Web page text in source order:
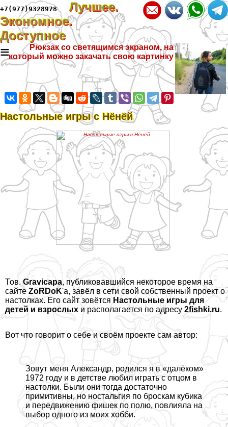
+7(977)9328978
Лучшее.
Экономное.
Доступное
≡
Рюкзак со светящимся экраном, на
который можно закачать свою картинку
Настольные игры с Нёнёй
Тов.Gravicapa, публиковавшийся некоторое время на
сайте ZoRDoK'а, завёл в сети свой собственный проект о
настолках. Его сайт зовётся Настольные игры для
детей и взрослых и располагается по адресу 2fishki.ru.
Вот что говорит о себе и своём проекте сам автор:
Зовут меня Александр, родился я в «далёком»
1972 году и в детстве любил играть с отцом в
настолки. Были они тогда достаточно
примитивны, но ностальгия по броскам кубика
и передвижению фишек по полю, повлияла на
выбор одного из моих хобби.